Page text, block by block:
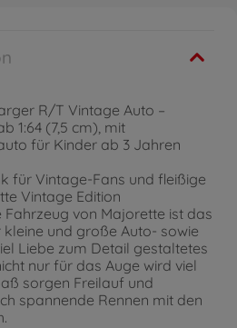
R/T Vintage Auto –
1:64 (7,5 cm), mit
für Kinder ab 3 Jahren
für Vintage-Fans und fleißige
Vintage Edition
von Majorette ist das
und große Auto- sowie
Liebe zum Detail gestaltetes
nur für das Auge wird viel
sorgen Freilauf und
spannende Rennen mit den